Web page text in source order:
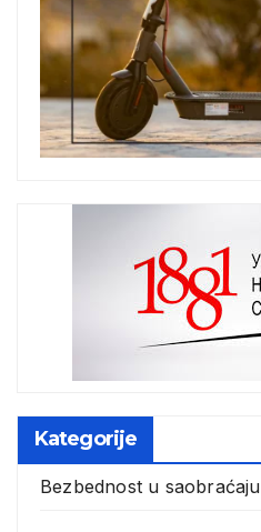
Kategorije
Bezbednost u saobraćaju